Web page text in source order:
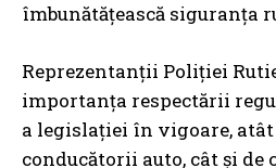
îmbunătățească siguranța
Reprezentanții Poliției
importanța respectării
a legislației în vigoare, atât
conducătorii auto, cât și de